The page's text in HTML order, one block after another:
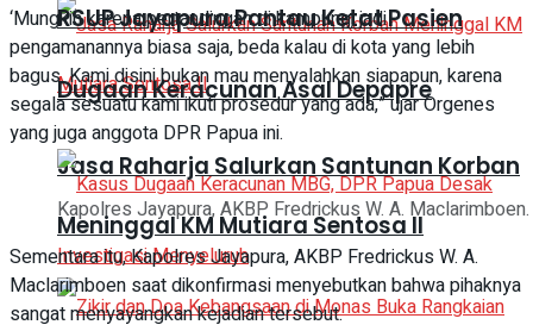
Jasa Raharja Salurkan Santunan Korban
Meninggal KM Mutiara Sentosa II
RSUP Jayapura Pantau Ketat Pasien
Dugaan Keracunan Asal Depapre
‘Mungkin karena pertandingan di kampung, jadi
pengamanannya biasa saja, beda kalau di kota yang lebih
bagus. Kami disini bukan mau menyalahkan siapapun, karena
segala sesuatu kami ikuti prosedur yang ada,” ujar Orgenes
yang juga anggota DPR Papua ini.
Kapolres Jayapura, AKBP Fredrickus W. A.
Sementara itu, Kapolres Jayapura, AKBP Fredrickus W. A.
Maclarimboen saat dikonfirmasi menyebutkan bahwa pihaknya
sangat menyayangkan kejadian tersebut.